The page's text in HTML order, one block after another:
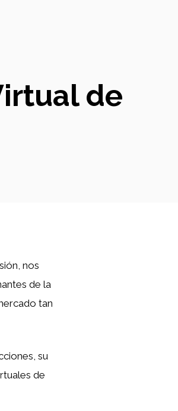
de
nos
de la
tan
su
de